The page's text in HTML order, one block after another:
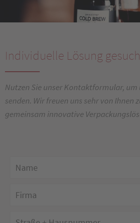
Individuelle Lösung
Nutzen Sie unser Kontaktformular, um
senden. Wir freuen uns sehr von Ihnen
gemeinsam innovative